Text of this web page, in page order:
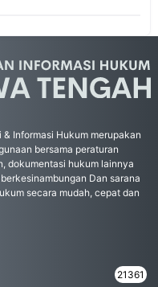
Informasi Hukum merupakan
bersama peraturan
dokumentasi hukum lainnya
Dan sarana
secara mudah, cepat dan
21361